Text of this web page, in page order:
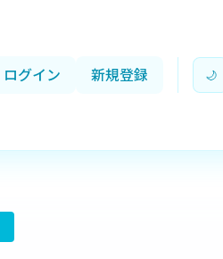
ログイン 新規登録 🌙